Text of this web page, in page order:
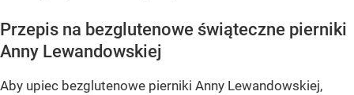
Przepis na bezglutenowe świąteczne pierniki
Anny Lewandowskiej
Aby upiec bezglutenowe pierniki Anny Lewandowskiej,